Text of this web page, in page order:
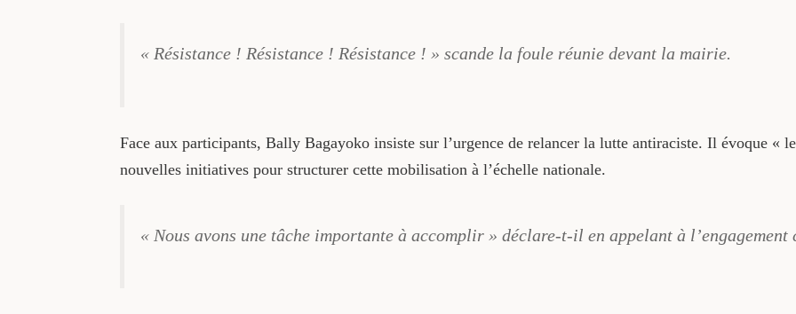
« Résistance ! Résistance ! Résistance ! » scande la foule réunie devant la mairie.
Face aux participants, Bally Bagayoko insiste sur l’urgence de relancer la lutte antiraciste. Il évoque «
nouvelles initiatives pour structurer cette mobilisation à l’échelle nationale.
« Nous avons une tâche importante à accomplir » déclare-t-il en appelant à l’engagement